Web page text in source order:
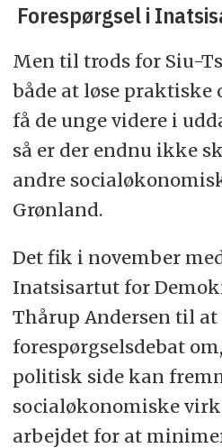
Forespørgsel i
Men til trods for Siu-
både at løse praktiske
få de unge videre i
så er der endnu ikke
andre
Grønland.
Det fik i november
Inatsisartut for
Thårup Andersen til
forespørgselsdebat
politisk side kan
socialøkonomiske
arbejdet for at